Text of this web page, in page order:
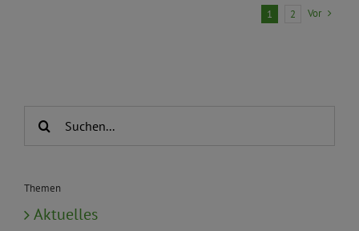
1 2 Vor
Suche
Themen
Aktuelles